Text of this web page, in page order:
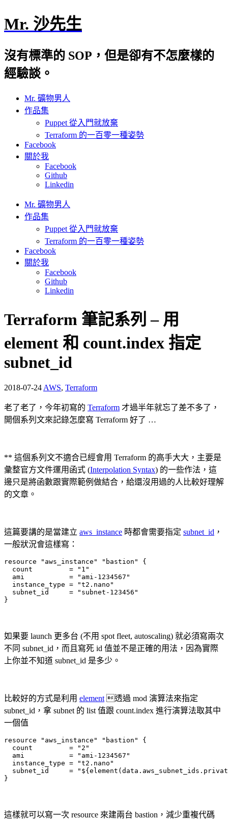
Mr. 沙先生
沒有標準的 SOP，但是卻有不怎麼樣的
經驗談。
Mr. 礦物男人
作品集
Puppet 從入門就放棄
Terraform 的一百零一種姿勢
Facebook
關於我
Facebook
Github
Linkedin
Mr. 礦物男人
作品集
Puppet 從入門就放棄
Terraform 的一百零一種姿勢
Facebook
關於我
Facebook
Github
Linkedin
Terraform 筆記系列 – 用
element 和 count.index 指定
subnet_id
2018-07-24 AWS, Terraform
老了老了，今年初寫的 Terraform 才過半年就忘了差不多了，
開個系列文來記錄怎麼寫 Terraform 好了 …
** 這個系列文不適合已經會用 Terraform 的高手大大，主要是
彙整官方文件運用函式 (Interpolation Syntax) 的一些作法，這
邊只是將函數跟實際範例做結合，給還沒用過的人比較好理解
的文章。
這篇要講的是當建立 aws_instance 時都會需要指定 subnet_id ，
一般狀況會這樣寫：
resource "aws_instance" "bastion" {
  count         = "1"
  ami           = "ami-1234567"
  instance_type = "t2.nano"
  subnet_id     = "subnet-123456"
}
如果要 launch 更多台 (不用 spot fleet, autoscaling) 就必須寫兩次
不同 subnet_id，而且寫死 id 值並不是正確的用法，因為實際
上你並不知道 subnet_id 是多少。
比較好的方式是利用 element 透過 mod 演算法來指定
subnet_id，拿 subnet 的 list 值跟 count.index 進行演算法取其中
一個值
resource "aws_instance" "bastion" {
  count         = "2"
  ami           = "ami-1234567"
  instance_type = "t2.nano"
subnet_id     =
}
這樣就可以寫一次 resource 來建兩台 bastion，減少重複代碼